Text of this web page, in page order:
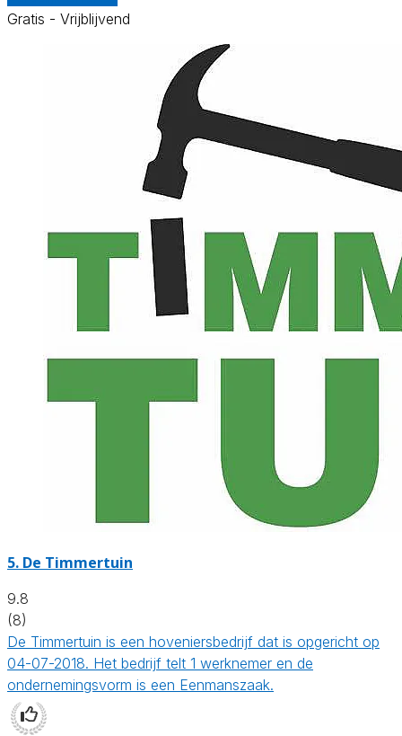
Gratis - Vrijblijvend
5. De Timmertuin
9.8
(8)
De Timmertuin is een hoveniersbedrijf dat is opgericht op
04-07-2018. Het bedrijf telt 1 werknemer en de
ondernemingsvorm is een Eenmanszaak.